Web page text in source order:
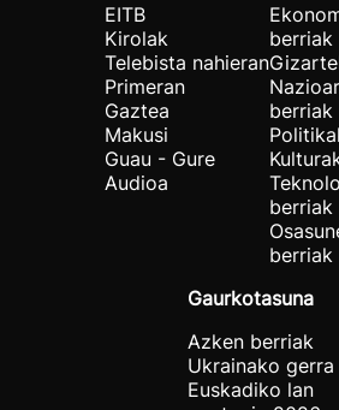
EITB
Kirolak
Telebista nahieran
Primeran
Gaztea
Makusi
Guau - Gure
Audioa
berriak
berriak
berriak
berriak
Gaurkotasuna
Azken berriak
Ukrainako gerra
Euskadiko lan